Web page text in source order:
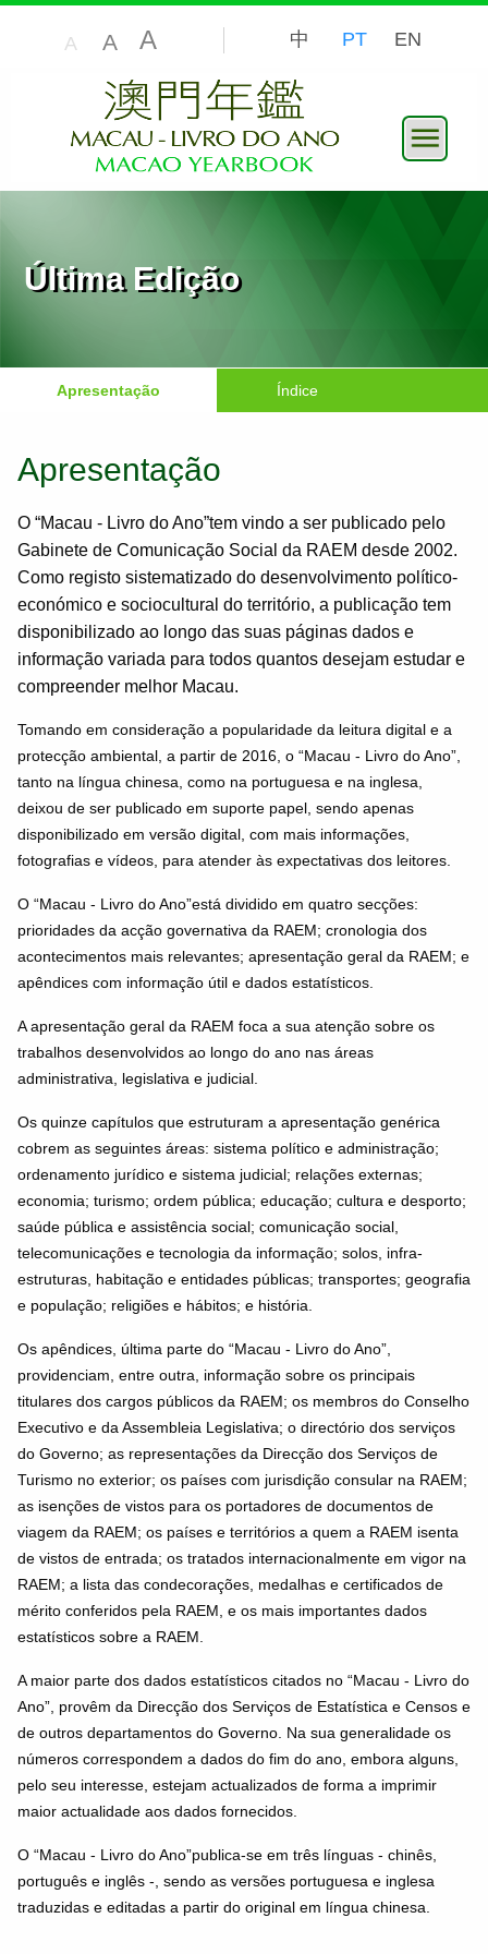
A A A 中 PT EN
Última Edição
Apresentação Índice
Apresentação
O “Macau - Livro do Ano”tem vindo a ser publicado pelo
Gabinete de Comunicação Social da RAEM desde 2002.
Como registo sistematizado do desenvolvimento político-
económico e sociocultural do território, a publicação tem
disponibilizado ao longo das suas páginas dados e
informação variada para todos quantos desejam estudar e
compreender melhor Macau.
Tomando em consideração a popularidade da leitura digital e a
protecção ambiental, a partir de 2016, o “Macau - Livro do Ano”,
tanto na língua chinesa, como na portuguesa e na inglesa,
deixou de ser publicado em suporte papel, sendo apenas
disponibilizado em versão digital, com mais informações,
fotografias e vídeos, para atender às expectativas dos leitores.
O “Macau - Livro do Ano”está dividido em quatro secções:
prioridades da acção governativa da RAEM; cronologia dos
acontecimentos mais relevantes; apresentação geral da RAEM; e
apêndices com informação útil e dados estatísticos.
A apresentação geral da RAEM foca a sua atenção sobre os
trabalhos desenvolvidos ao longo do ano nas áreas
administrativa, legislativa e judicial.
Os quinze capítulos que estruturam a apresentação genérica
cobrem as seguintes áreas: sistema político e administração;
ordenamento jurídico e sistema judicial; relações externas;
economia; turismo; ordem pública; educação; cultura e desporto;
saúde pública e assistência social; comunicação social,
telecomunicações e tecnologia da informação; solos, infra-
estruturas, habitação e entidades públicas; transportes; geografia
e população; religiões e hábitos; e história.
Os apêndices, última parte do “Macau - Livro do Ano”,
providenciam, entre outra, informação sobre os principais
titulares dos cargos públicos da RAEM; os membros do Conselho
Executivo e da Assembleia Legislativa; o directório dos serviços
do Governo; as representações da Direcção dos Serviços de
Turismo no exterior; os países com jurisdição consular na RAEM;
as isenções de vistos para os portadores de documentos de
viagem da RAEM; os países e territórios a quem a RAEM isenta
de vistos de entrada; os tratados internacionalmente em vigor na
RAEM; a lista das condecorações, medalhas e certificados de
mérito conferidos pela RAEM, e os mais importantes dados
estatísticos sobre a RAEM.
A maior parte dos dados estatísticos citados no “Macau - Livro do
Ano”, provêm da Direcção dos Serviços de Estatística e Censos e
de outros departamentos do Governo. Na sua generalidade os
números correspondem a dados do fim do ano, embora alguns,
pelo seu interesse, estejam actualizados de forma a imprimir
maior actualidade aos dados fornecidos.
O “Macau - Livro do Ano”publica-se em três línguas - chinês,
português e inglês -, sendo as versões portuguesa e inglesa
traduzidas e editadas a partir do original em língua chinesa.